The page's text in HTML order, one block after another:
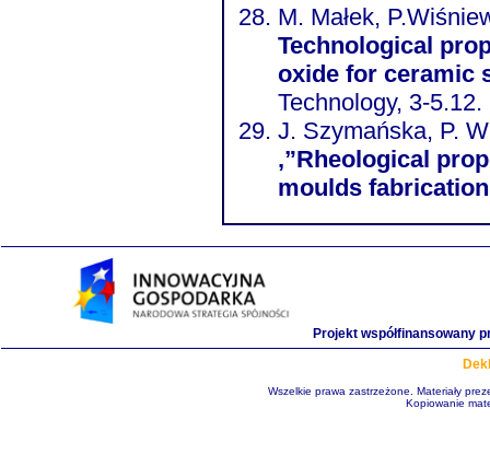
M. Małek,
Technological
oxide for ceramic
Technology, 3-
J. Szymańska, P.
,”Rheological
moulds fabrication
Projekt współfinansowany
Wszelkie prawa zastrzeżone. Materiały
Kopiowanie